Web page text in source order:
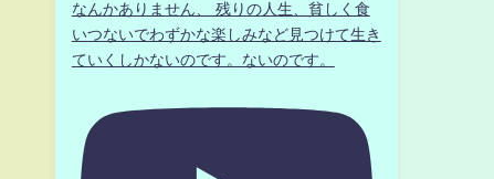
なんかありません、 残りの人生、貧しく食
いつないでわずかな楽しみなど見つけて生き
ていくしかないのです。ないのです。